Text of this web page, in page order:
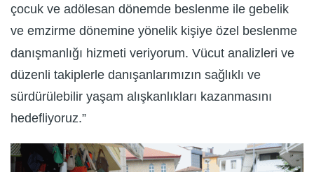
çocuk ve adölesan dönemde beslenme ile gebelik
ve emzirme dönemine yönelik kişiye özel beslenme
danışmanlığı hizmeti veriyorum. Vücut analizleri ve
düzenli takiplerle danışanlarımızın sağlıklı ve
sürdürülebilir yaşam alışkanlıkları kazanmasını
hedefliyoruz.”